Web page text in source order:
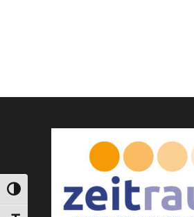
Umschalten auf hohe Kontraste